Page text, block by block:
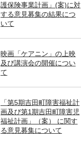
護保険事業計画」(案)に対
する意見募集の結果につ
いて
映画「ケアニン」の上映
及び講演会の開催につい
て
「第5期吉田町障害福祉計
画及び第1期吉田町障害児
福祉計画」（案） に関す
る意見募集について